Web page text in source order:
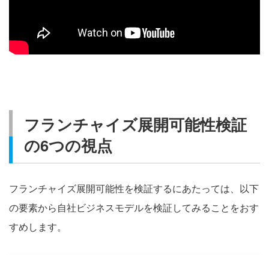
フランチャイズ展開可能性検証
の6つの視点
フランチャイズ展開可能性を検証するにあたっては、以下
の要素から自社ビジネスモデルを検証してみることをおす
すめします。